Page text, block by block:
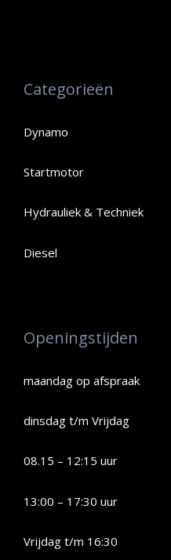
Categorieën
Dynamo
Startmotor
Hydrauliek & Techniek
Diesel
Openingstijden
maandag op afspraak
dinsdag t/m Vrijdag
08.15 – 12:15 uur
13:00 – 17:30 uur
Vrijdag t/m 16:30